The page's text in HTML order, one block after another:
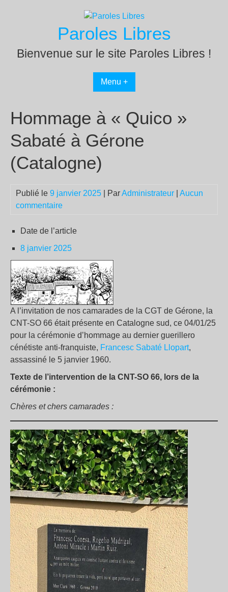
Paroles Libres
Bienvenue sur le site Paroles Libres !
Menu +
Hommage à « Quico »
Sabaté à Gérone
(Catalogne)
Publié le 9 janvier 2025 | ParAdministrateur
Aucun
commentaire
Date de l’article
8 janvier 2025
A l’invitation de nos camarades de la CGT de Gérone, la
CNT-SO 66 était présente en Catalogne sud, ce 04/01/25
pour la cérémonie d’hommage au dernier guerillero
cénétiste anti-franquiste, Francesc Sabaté Llopart,
assassiné le 5 janvier 1960.
Texte de l’intervention de la CNT-SO 66, lors de la
cérémonie :
Chères et chers camarades :